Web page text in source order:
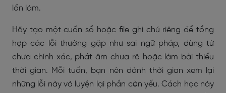
lần làm.
Hãy tạo một cuốn sổ hoặc file ghi chú riêng để tổng
hợp các lỗi thường gặp như sai ngữ pháp, dùng từ
chưa chính xác, phát âm chưa rõ hoặc làm bài thiếu
thời gian. Mỗi tuần, bạn nên dành thời gian xem lại
những lỗi này và luyện lại phần còn yếu. Cách học này